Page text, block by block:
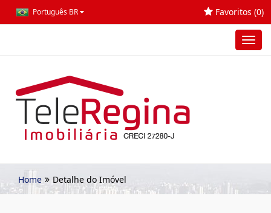
Português BR Favoritos (0)
Home Detalhe do Imóvel